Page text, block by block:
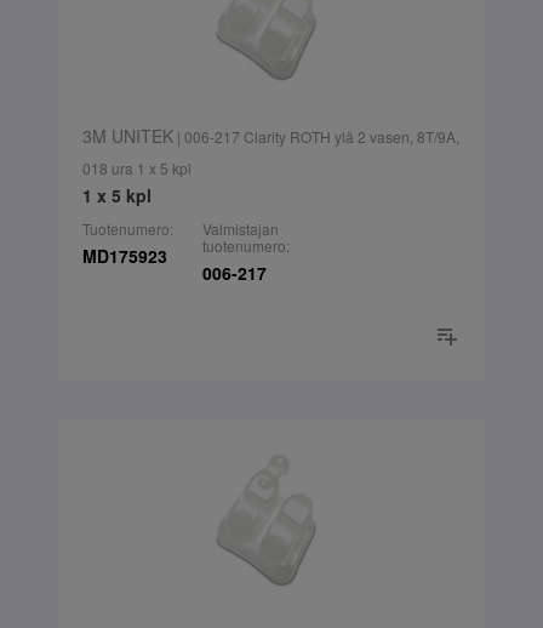
3M UNITEK| 006-217 Clarity ROTH ylä 2 vasen, 8T/9A,
018 ura 1 x 5 kpl
1 x 5 kpl
Tuotenumero:
MD175923
Valmistajan
tuotenumero:
006-217